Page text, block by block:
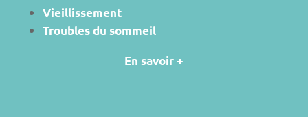
Vieillissement
Troubles du sommeil
En savoir +